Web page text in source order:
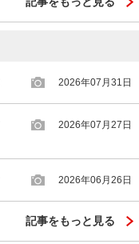
2026年07月31日
2026年07月27日
2026年06月26日
記事をもっと見る